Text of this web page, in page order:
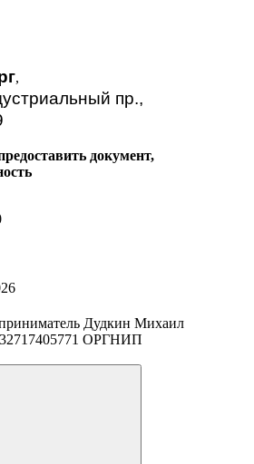
,
пр.,
документ,
Дудкин Михаил
ОРГНИП